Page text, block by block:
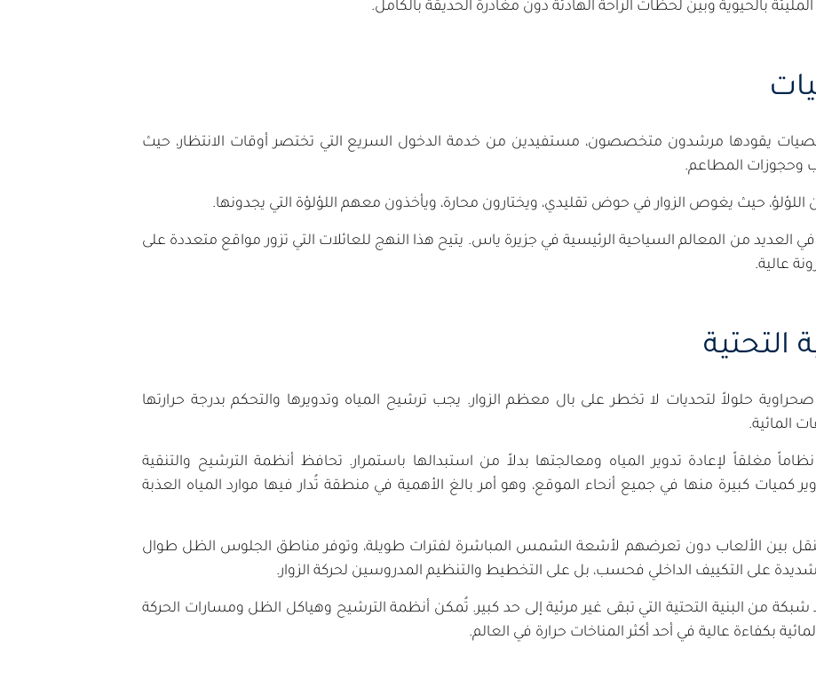
بالحيوية وبين لحظات الراحة الهادئة دون مغادرة الحديقة بالكامل.
يقودها مرشدون متخصصون، مستفيدين من خدمة الدخول السريع التي تختصر أوقات الانتظار، حيث
وحجوزات المطاعم.
حيث يغوص الزوار في حوض تقليدي، ويختارون محارة، ويأخذون معهم اللؤلؤة التي يجدونها.
في العديد من المعالم السياحية الرئيسية في جزيرة ياس. يتيح هذا النهج للعائلات التي تزور مواقع متعددة على
عالية.
التحتية
حلولاً لتحديات لا تخطر على بال معظم الزوار. يجب ترشيح المياه وتدويرها والتحكم بدرجة حرارتها
المائية.
مغلقاً لإعادة تدوير المياه ومعالجتها بدلاً من استبدالها باستمرار. تحافظ أنظمة الترشيح والتنقية
كميات كبيرة منها في جميع أنحاء الموقع، وهو أمر بالغ الأهمية في منطقة تُدار فيها موارد المياه العذبة
بين الألعاب دون تعرضهم لأشعة الشمس المباشرة لفترات طويلة، وتوفر مناطق الجلوس الظل طوال
على التكييف الداخلي فحسب، بل على التخطيط والتنظيم المدروسين لحركة الزوار.
من البنية التحتية التي تبقى غير مرئية إلى حد كبير. تُمكن أنظمة الترشيح وهياكل الظل ومسارات الحركة
بكفاءة عالية في أحد أكثر المناخات حرارة في العالم.